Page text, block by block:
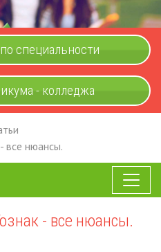
специальности
- колледжа
все нюансы.
- все нюансы.